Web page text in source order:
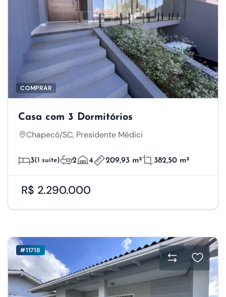
COMPRAR
Casa com 3 Dormitórios
Chapecó/SC, Presidente Médici
3(1 suíte) 2 4 209,93 m² 382,50 m²
R$ 2.290.000
#11718